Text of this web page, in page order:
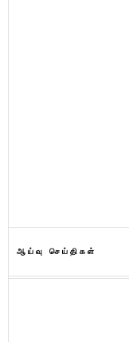
ஆய்வு செய்திகள்